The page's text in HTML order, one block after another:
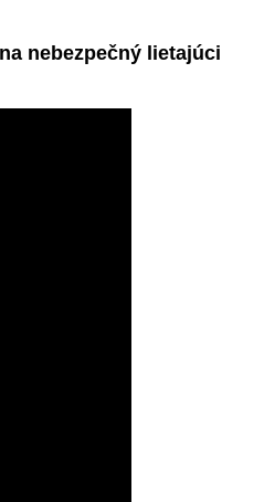
nebezpečný lietajúci